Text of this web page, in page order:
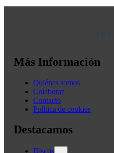
Más Información
Quiénes somos
Colaborar
Contacto
Política de cookies
Destacamos
Discos